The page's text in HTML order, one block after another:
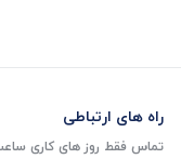
راه های ارتباطی
تماس فقط روز های کاری ساعت